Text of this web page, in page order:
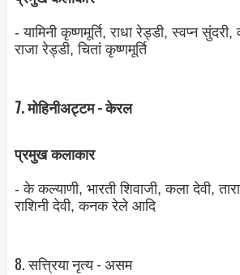
- यामिनी कृष्‍णमूर्ति, राधा रेड्डी, स्‍वप्‍न सुंदरी,
राजा रेड्डी, चितां कृष्‍णमूर्ति
7. मोहिनीअट्टम - केरल
प्रमुख कलाकार
- के कल्‍याणी, भारती शिवाजी, कला देवी,
राशिनी देवी, कनक रेले आदि
8. सत्त्रिया नृत्‍य - असम